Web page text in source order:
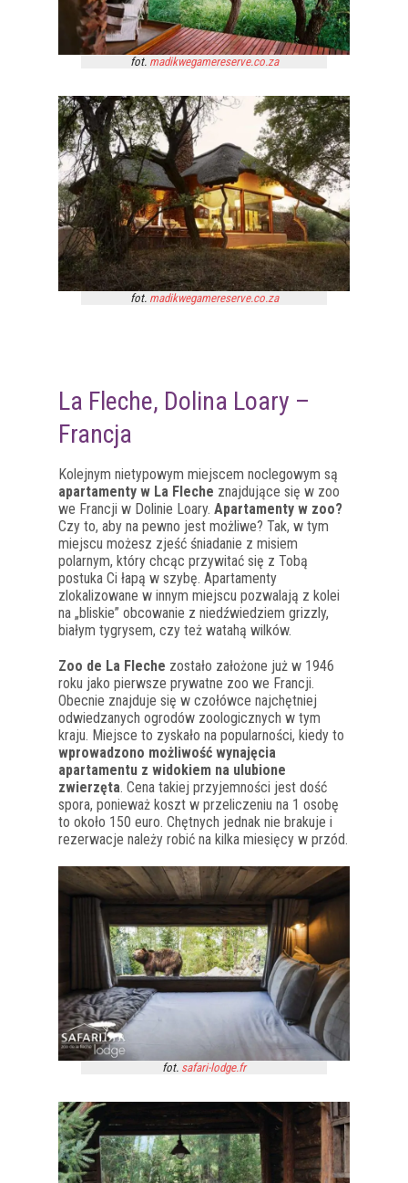
fot. madikwegamereserve.co.za
fot. madikwegamereserve.co.za
La Fleche, Dolina Loary –
Francja
Kolejnym nietypowym miejscem noclegowym są
apartamenty w La Fleche znajdujące się w zoo
we Francji w Dolinie Loary. Apartamenty w zoo?
Czy to, aby na pewno jest możliwe? Tak, w tym
miejscu możesz zjeść śniadanie z misiem
polarnym, który chcąc przywitać się z Tobą
postuka Ci łapą w szybę. Apartamenty
zlokalizowane w innym miejscu pozwalają z kolei
na „bliskie” obcowanie z niedźwiedziem grizzly,
białym tygrysem, czy też watahą wilków.
Zoo de La Fleche zostało założone już w 1946
roku jako pierwsze prywatne zoo we Francji.
Obecnie znajduje się w czołówce najchętniej
odwiedzanych ogrodów zoologicznych w tym
kraju. Miejsce to zyskało na popularności, kiedy to
wprowadzono możliwość wynajęcia
apartamentu z widokiem na ulubione
zwierzęta. Cena takiej przyjemności jest dość
spora, ponieważ koszt w przeliczeniu na 1 osobę
to około 150 euro. Chętnych jednak nie brakuje i
rezerwacje należy robić na kilka miesięcy w przód.
fot. safari-lodge.fr